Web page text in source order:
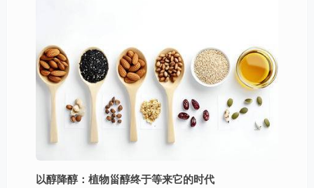
以醇降醇：植物甾醇终于等来它的时代